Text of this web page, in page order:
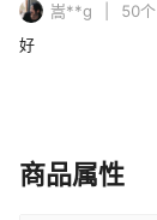
嵩**g 50个
好
商品属性